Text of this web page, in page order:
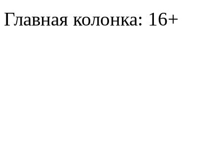
Главная колонка: 16+